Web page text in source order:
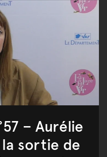
– Aurélie
sortie de